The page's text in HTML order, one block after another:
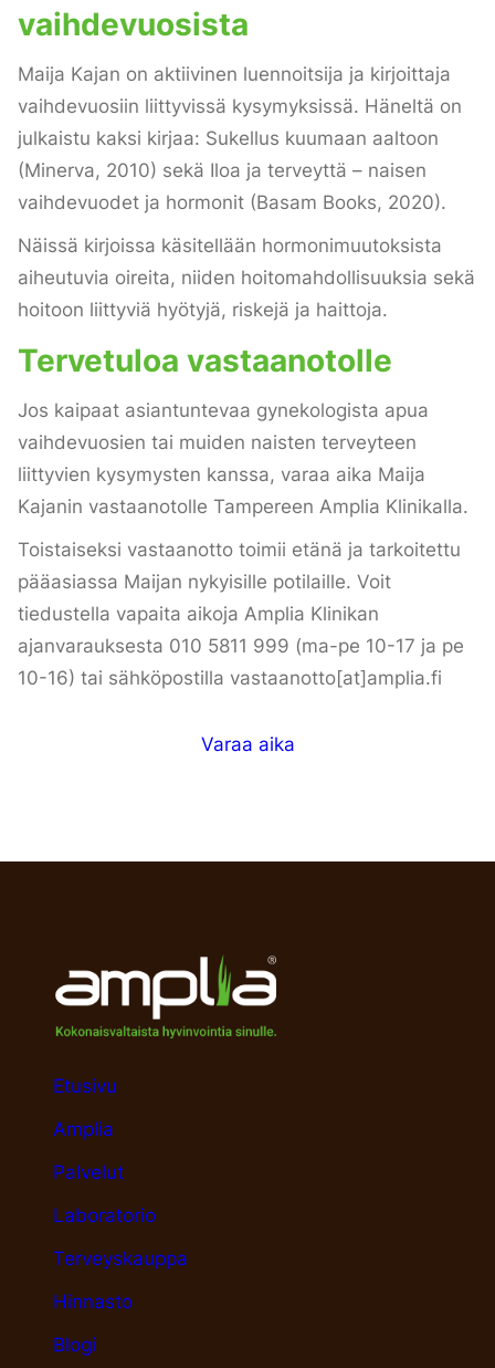
vaihdevuosista
Maija Kajan on aktiivinen luennoitsija ja kirjoittaja
vaihdevuosiin liittyvissä kysymyksissä. Häneltä on
julkaistu kaksi kirjaa: Sukellus kuumaan aaltoon
(Minerva, 2010) sekä Iloa ja terveyttä – naisen
vaihdevuodet ja hormonit (Basam Books, 2020).
Näissä kirjoissa käsitellään hormonimuutoksista
aiheutuvia oireita, niiden hoitomahdollisuuksia sekä
hoitoon liittyviä hyötyjä, riskejä ja haittoja.
Tervetuloa vastaanotolle
Jos kaipaat asiantuntevaa gynekologista apua
vaihdevuosien tai muiden naisten terveyteen
liittyvien kysymysten kanssa, varaa aika Maija
Kajanin vastaanotolle Tampereen Amplia Klinikalla.
Toistaiseksi vastaanotto toimii etänä ja tarkoitettu
pääasiassa Maijan nykyisille potilaille. Voit
tiedustella vapaita aikoja Amplia Klinikan
ajanvarauksesta 010 5811 999 (ma-pe 10-17 ja pe
10-16) tai sähköpostilla vastaanotto[at]amplia.fi
Varaa aika
Etusivu
Amplia
Palvelut
Laboratorio
Terveyskauppa
Hinnasto
Blogi